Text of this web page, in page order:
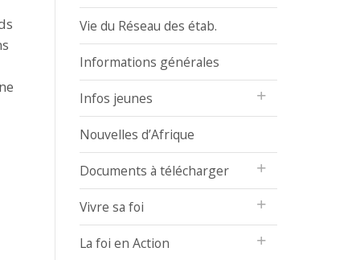
Vie du Réseau des étab.
Informations générales
Infos jeunes
Nouvelles d’Afrique
Documents à télécharger
Vivre sa foi
La foi en Action